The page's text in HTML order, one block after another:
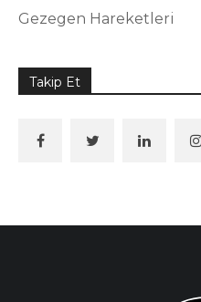
Gezegen Hareketleri
Takip Et